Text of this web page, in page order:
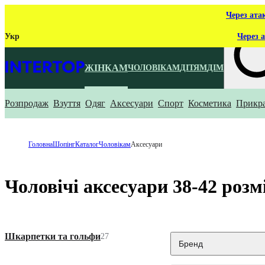
Через
Укр Через
ЖІНКАМЧОЛОВІКАМДІТЯМДІМ
Що ти
Розпродаж Взуття Одяг Аксесуари Спорт Косметика
ГоловнаШопінгКаталогЧоловікамАксесуари
Чоловічі аксесуари 38-42
Шкарпетки та гольфи27
Бренд